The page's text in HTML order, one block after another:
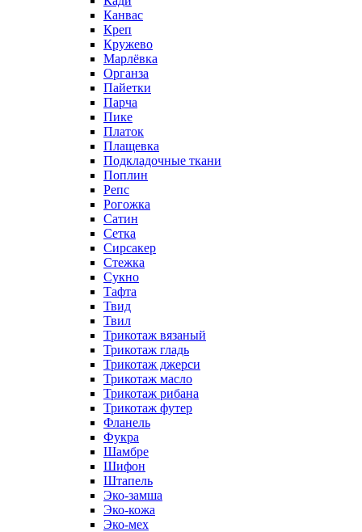
Канвас
Креп
Кружево
Марлёвка
Органза
Пайетки
Парча
Пике
Платок
Плащевка
Подкладочные ткани
Поплин
Репс
Рогожка
Сатин
Сетка
Сирсакер
Стежка
Сукно
Тафта
Твид
Твил
Трикотаж вязаный
Трикотаж гладь
Трикотаж джерси
Трикотаж масло
Трикотаж рибана
Трикотаж футер
Фланель
Фукра
Шамбре
Шифон
Штапель
Эко-замша
Эко-кожа
Эко-мех